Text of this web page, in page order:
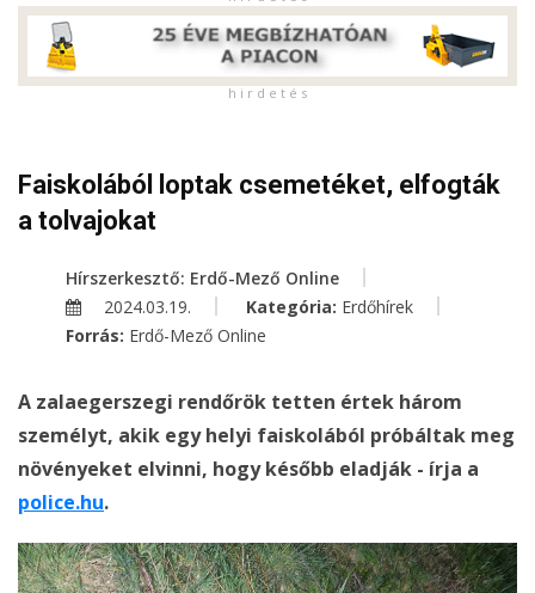
h i r d e t é s
Faiskolából loptak csemetéket, elfogták
a tolvajokat
Hírszerkesztő: Erdő-Mező Online
2024.03.19.
Kategória: Erdőhírek
Forrás: Erdő-Mező Online
A zalaegerszegi rendőrök tetten értek három
személyt, akik egy helyi faiskolából próbáltak meg
növényeket elvinni, hogy később eladják - írja a
police.hu.